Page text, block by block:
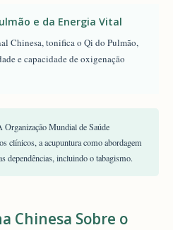
e da Energia Vital
Chinesa, tonifica o Qi do Pulmão,
e capacidade de oxigenação
Organização Mundial de Saúde
clínicos, a acupuntura como abordagem
dependências, incluindo o tabagismo.
Chinesa Sobre o